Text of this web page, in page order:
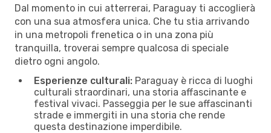
Dal momento in cui atterrerai, Paraguay ti accoglierà
con una sua atmosfera unica. Che tu stia arrivando
in una metropoli frenetica o in una zona più
tranquilla, troverai sempre qualcosa di speciale
dietro ogni angolo.
Esperienze culturali: Paraguay è ricca di luoghi
culturali straordinari, una storia affascinante e
festival vivaci. Passeggia per le sue affascinanti
strade e immergiti in una storia che rende
questa destinazione imperdibile.